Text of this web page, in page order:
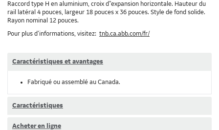
Raccord type H en aluminium, croix d"expansion horizontale. Hauteur du
rail latéral 4 pouces, largeur 18 pouces x 36 pouces. Style de fond solide.
Rayon nominal 12 pouces.
Pour plus d’informations, visitez: tnb.ca.abb.com/fr/
Caractéristiques et avantages
Fabriqué ou assemblé au Canada.
Caractéristiques
Acheter en ligne